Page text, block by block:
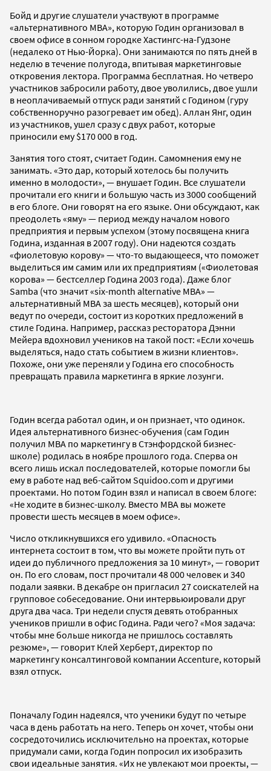
Бойд и другие слушатели участвуют в программе
«альтернативного MBA», которую Годин организовал в
своем офисе в сонном городке Хастингс-на-Гудзоне
(недалеко от Нью-Йорка). Они занимаются по пять дней в
неделю в течение полугода, впитывая маркетинговые
откровения лектора. Программа бесплатная. Но четверо
участников забросили работу, двое уволились, двое ушли
в неоплачиваемый отпуск ради занятий с Годином (гуру
собственноручно разогревает им обед). Аллан Янг, один
из участников, ушел сразу с двух работ, которые
приносили ему $170 000 в год.
Занятия того стоят, считает Годин. Самомнения ему не
занимать. «Это дар, который хотелось бы получить
именно в молодости», — внушает Годин. Все слушатели
прочитали его книги и большую часть из 3000 сообщений
в его блоге. Они говорят на его языке. Они обсуждают, как
преодолеть «яму» — период между началом нового
предприятия и первым успехом (этому посвящена книга
Година, изданная в 2007 году). Они надеются создать
«фиолетовую корову» — что-то выдающееся, что поможет
выделиться им самим или их предприятиям («Фиолетовая
корова» — бестселлер Година 2003 года). Даже блог
Samba (что значит «six-month alternative MBA» —
альтернативный MBA за шесть месяцев), который они
ведут по очереди, состоит из коротких предложений в
стиле Година. Например, рассказ ресторатора Дэнни
Мейера вдохновил учеников на такой пост: «Если хочешь
выделяться, надо стать событием в жизни клиентов».
Похоже, они уже переняли у Година его способность
превращать правила маркетинга в яркие лозунги.
Годин всегда работал один, и он признает, что одинок.
Идея альтернативного бизнес-обучения (сам Годин
получил MBA по маркетингу в Стэнфордской бизнес-
школе) родилась в ноябре прошлого года. Сперва он
всего лишь искал последователей, которые помогли бы
ему в работе над веб-сайтом Squidoo.com и другими
проектами. Но потом Годин взял и написал в своем блоге:
«Не ходите в бизнес-школу. Вместо MBA вы можете
провести шесть месяцев в моем офисе».
Число откликнувшихся его удивило. «Опасность
интернета состоит в том, что вы можете пройти путь от
идеи до публичного предложения за 10 минут», — говорит
он. По его словам, пост прочитали 48 000 человек и 340
подали заявки. В декабре он пригласил 27 соискателей на
групповое собеседование. Они интервьюировали друг
друга два часа. Три недели спустя девять отобранных
учеников пришли в офис Година. Ради чего? «Моя задача:
чтобы мне больше никогда не пришлось составлять
резюме», — говорит Клей Херберт, директор по
маркетингу консалтинговой компании Accenture, который
взял отпуск.
Поначалу Годин надеялся, что ученики будут по четыре
часа в день работать на него. Теперь он хочет, чтобы они
сосредоточились исключительно на проектах, которые
придумали сами, когда Годин попросил их изобразить
свои идеальные занятия. «Их не увлекают мои проекты, —